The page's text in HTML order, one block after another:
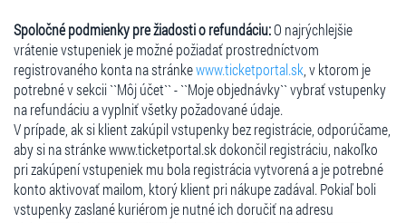
Spoločné podmienky pre žiadosti o refundáciu:O najrýchlejšie
vrátenie vstupeniek je možné požiadať prostredníctvom
registrovaného konta na stránkewww.ticketportal.sk , v ktorom je
potrebné v sekcii ``Môj účet`` - ``Moje objednávky`` vybrať vstupenky
na refundáciu a vyplniť všetky požadované údaje.
V prípade, ak si klient zakúpil vstupenky bez registrácie, odporúčame,
aby si na stránke www.ticketportal.sk dokončil registráciu, nakoľko
pri zakúpení vstupeniek mu bola registrácia vytvorená a je potrebné
konto aktivovať mailom, ktorý klient pri nákupe zadával. Pokiaľ boli
vstupenky zaslané kuriérom je nutné ich doručiť na adresu